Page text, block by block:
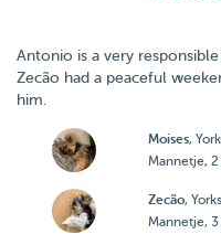
Antonio is a very
Zecão had a peaceful
him.
Moises,
Mannetje, 2
Zecão,
Mannetje,